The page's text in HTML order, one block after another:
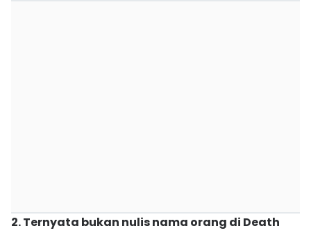
2. Ternyata bukan nulis nama orang di Death